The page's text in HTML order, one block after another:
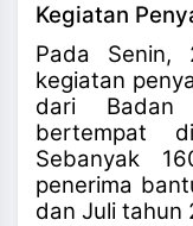
Kegiatan
Pada Senin,
kegiatan
dari Badan
bertempat
Sebanyak
penerima
dan Juli tahun